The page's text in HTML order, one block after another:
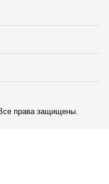
права защищены.